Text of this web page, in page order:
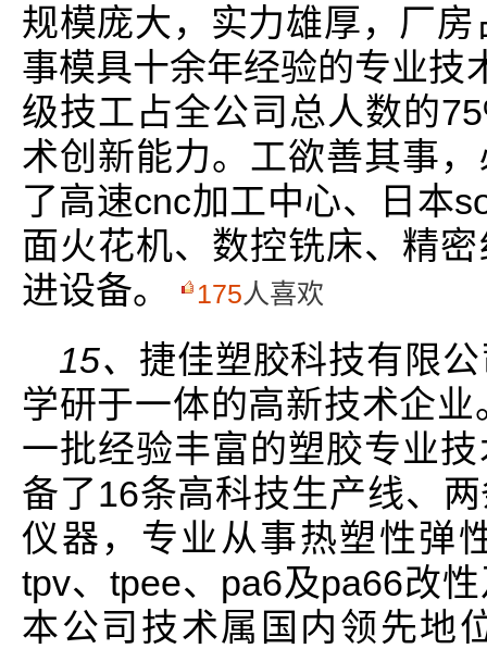
规模庞大，实力雄厚，厂
事模具十余年经验的专业技
级技工占全公司总人数的
术创新能力。工欲善其事
了高速cnc加工中心、日本
面火花机、数控铣床、精
进设备。
175人喜欢
15、 捷佳塑胶科技有限
学研于一体的高新技术企
一批经验丰富的塑胶专业
备了16条高科技生产线、
仪器，专业从事热塑性弹
tpv、tpee、pa6及pa66改
本公司技术属国内领先地